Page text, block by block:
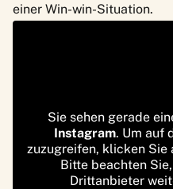
einer Win-win-Situation.
Sie sehen gerade
Instagram. Um auf
zuzugreifen, klicken Sie
Bitte beachten
Drittanbieter